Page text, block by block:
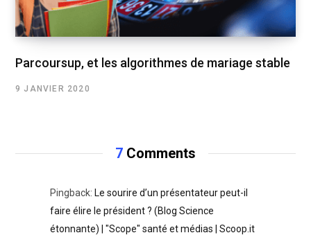
Parcoursup, et les algorithmes de mariage stable
9 JANVIER 2020
7 Comments
Pingback: Le sourire d’un présentateur peut-il
faire élire le président ? (Blog Science
étonnante) | "Scope" santé et médias | Scoop.it